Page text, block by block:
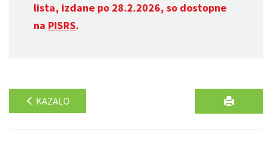
lista, izdane po 28.2.2026, so dostopne
na PISRS.
KAZALO